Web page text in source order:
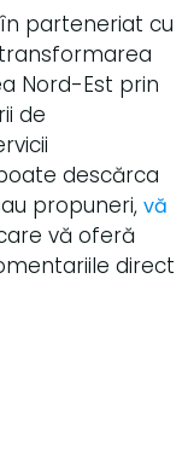
parteneriat cu
Nord-Est prin
de
descărca
propuneri, vă
vă oferă
direct